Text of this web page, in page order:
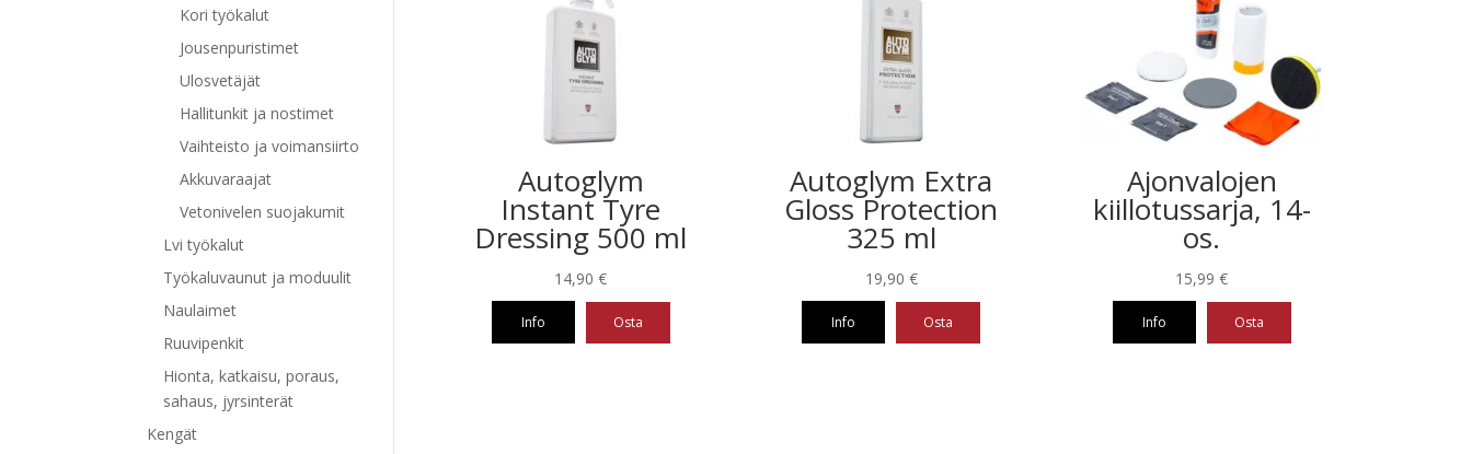
Autoglym
Instant Tyre
Dressing 500 ml
14,90€
Info Osta
Autoglym Extra
Gloss Protection
325 ml
19,90 €
Info Osta
Ajonvalojen
kiillotussarja, 14-
os.
15,99€
Info Osta
Kori työkalut
Jousenpuristimet
Ulosvetäjät
Hallitunkit ja nostimet
Vaihteisto ja voimansiirto
Akkuvaraajat
Vetonivelen suojakumit
Lvi työkalut
Työkaluvaunut ja moduulit
Naulaimet
Ruuvipenkit
Hionta, katkaisu, poraus,
sahaus, jyrsinterät
Kengät